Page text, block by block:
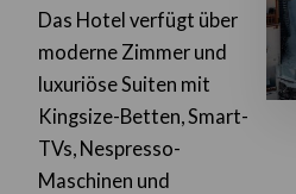
Das Hotel verfügt über
moderne Zimmer und
luxuriöse Suiten mit
Kingsize-Betten, Smart-
TVs, Nespresso-
Maschinen und